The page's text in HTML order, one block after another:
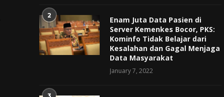
2
Enam Juta Data Pasien di
Server Kemenkes Bocor, PKS:
Kominfo Tidak Belajar dari
Kesalahan dan Gagal Menjaga
Data Masyarakat
January 7, 2022